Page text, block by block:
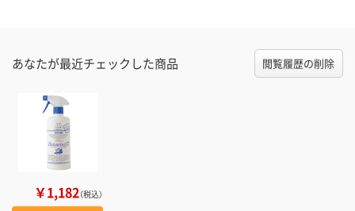
あなたが最近チェックした商品 閲覧履歴の削除
￥1,182（税込）